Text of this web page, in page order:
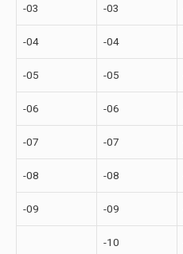
-03 -03
-04 -04
-05 -05
-06 -06
-07 -07
-08 -08
-09 -09
-10